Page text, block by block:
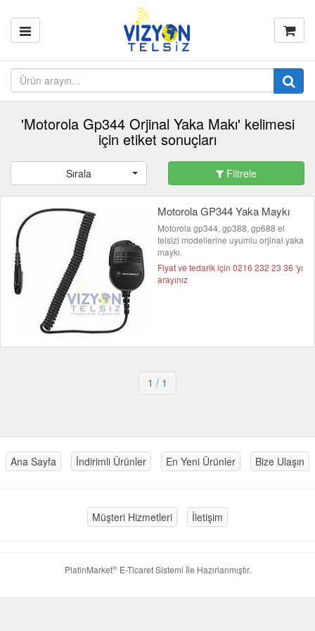
'Motorola Gp344 Orjinal Yaka Makı' kelimesi
için etiket sonuçları
Sırala Filtrele
Motorola GP344 Yaka Maykı
Motorola gp344, gp388, gp688 el
telsizi modellerine uyumlu orjinal yaka
maykı.
Fiyat ve tedarik için 0216 232 23 36 'yı
arayınız
1 / 1
Ana Sayfa İndirimli Ürünler En Yeni Ürünler Bize Ulaşın
Müşteri Hizmetleri İletişim
PlatinMarket®E-Ticaret Sistemi İle Hazırlanmıştır.